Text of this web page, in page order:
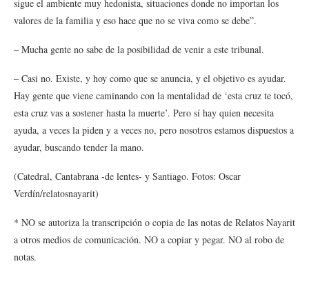
sigue el ambiente muy hedonista, situaciones donde no importan los
valores de la familia y eso hace que no se viva como se debe”.
– Mucha gente no sabe de la posibilidad de venir a este tribunal.
– Casi no. Existe, y hoy como que se anuncia, y el objetivo es ayudar.
Hay gente que viene caminando con la mentalidad de ‘esta cruz te tocó,
esta cruz vas a sostener hasta la muerte’. Pero sí hay quien necesita
ayuda, a veces la piden y a veces no, pero nosotros estamos dispuestos a
ayudar, buscando tender la mano.
(Catedral, Cantabrana -de lentes- y Santiago. Fotos: Oscar
Verdín/relatosnayarit)
* NO se autoriza la transcripción o copia de las notas de Relatos Nayarit
a otros medios de comunicación. NO a copiar y pegar. NO al robo de
notas.